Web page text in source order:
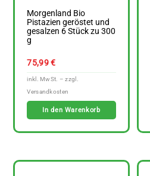
Morgenland Bio
Pistazien geröstet und
gesalzen 6 Stück zu 300
g
75,99€
In den Warenkorb